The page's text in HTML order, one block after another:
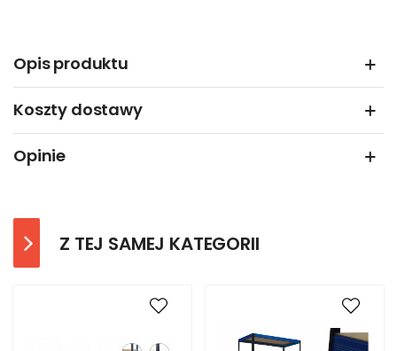
Opis produktu
Koszty dostawy
Opinie
Z TEJ SAMEJ KATEGORII